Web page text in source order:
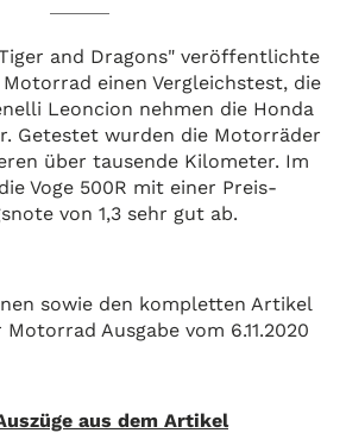
and Dragons" veröffentlichte
Motorrad einen Vergleichstest, die
Leoncion nehmen die Honda
Getestet wurden die Motorräder
über tausende Kilometer. Im
Voge 500R mit einer Preis-
von 1,3 sehr gut ab.
sowie den kompletten Artikel
Ausgabe vom 6.11.2020
aus dem Artikel